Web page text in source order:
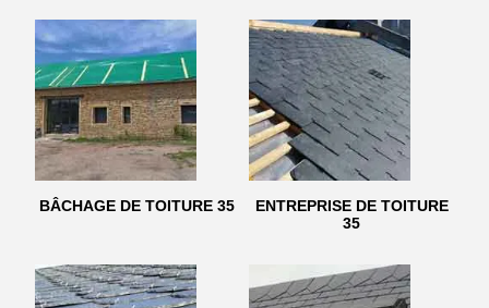
BÂCHAGE DE TOITURE 35
ENTREPRISE DE TOITURE
35